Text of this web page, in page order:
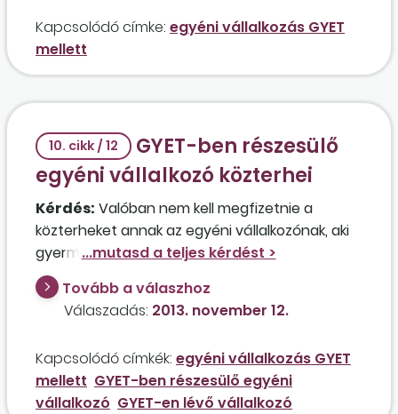
szolgáltatásokra és szolgálati időre is jogosult?
Kapcsolódó címke: egyéni vállalkozás GYET
mellett
10. cikk / 12
GYET-ben részesülő
egyéni vállalkozó közterhei
Kérdés: Valóban nem kell megfizetnie a
közterheket annak az egyéni vállalkozónak, aki
gyermeknevelési támogatásban részesül, és
mellette folytatja a vállalkozási
tevékenységét?
Tovább a válaszhoz
Válaszadás: 2013. november 12.
Kapcsolódó címkék: egyéni vállalkozás GYET
mellett GYET-ben részesülő egyéni
vállalkozó GYET-en lévő vállalkozó